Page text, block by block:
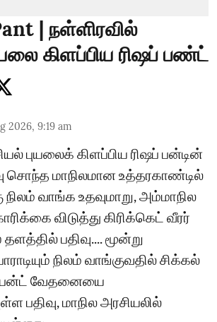
| நள்ளிரவில்
கிளப்பிய ரிஷப் பண்ட்
2026, 9:19 am
புயலைக் கிளப்பிய ரிஷப் பன்டின்
சொந்த மாநிலமான உத்தரகாண்டில்
நிலம் வாங்க உதவுமாறு, அம்மாநில
விடுத்து கிரிக்கெட் வீரர்
பதிவு.... மூன்று
நிலம் வாங்குவதில் சிக்கல்
பன்ட் வேதனையை
பதிவு, மாநில அரசியலில்